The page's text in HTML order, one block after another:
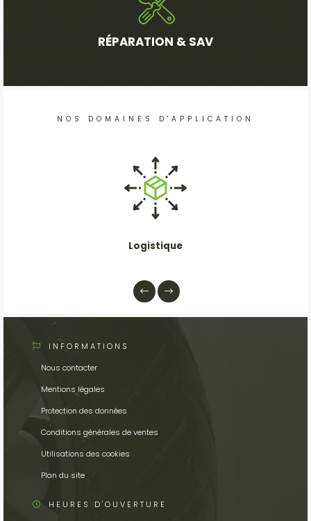
RÉPARATION & SAV
NOS DOMAINES D'APPLICATION
Logistique
INFORMATIONS
Nous contacter
Mentions légales
Protection des données
Conditions générales de ventes
Utilisations des cookies
Plan du site
HEURES D'OUVERTURE